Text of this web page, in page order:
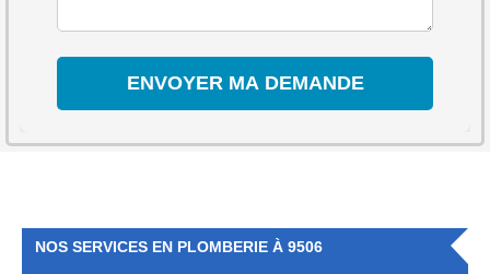
NOS SERVICES EN PLOMBERIE À 9506